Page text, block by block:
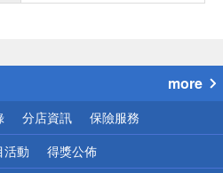
小心！
more
分店資訊 保險服務
活動 得獎公佈